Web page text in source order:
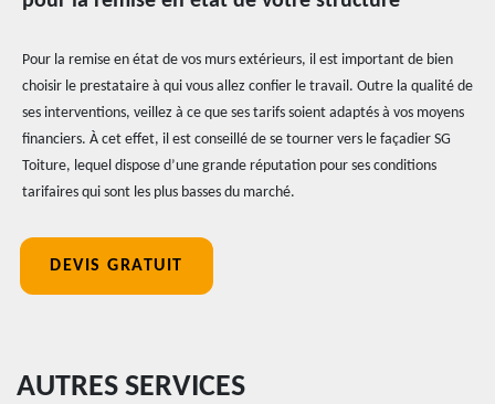
Pour la remise en état de vos murs extérieurs, il est important de bien
choisir le prestataire à qui vous allez confier le travail. Outre la qualité de
ses interventions, veillez à ce que ses tarifs soient adaptés à vos moyens
financiers. À cet effet, il est conseillé de se tourner vers le façadier SG
Toiture, lequel dispose d’une grande réputation pour ses conditions
tarifaires qui sont les plus basses du marché.
DEVIS GRATUIT
AUTRES SERVICES